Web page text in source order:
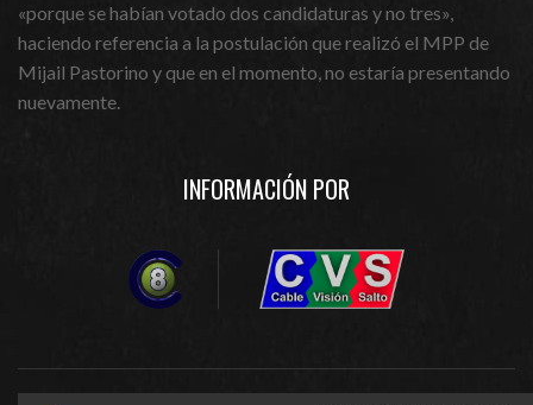
«porque se habían votado dos candidaturas y no tres»,
haciendo referencia a la postulación que realizó el MPP de
Mijail Pastorino y que en el momento, no estaría presentando
nuevamente.
INFORMACIÓN POR